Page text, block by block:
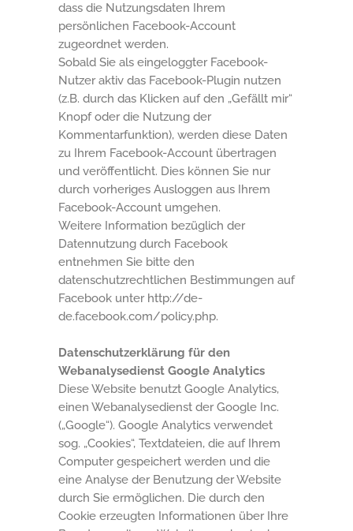
dass die Nutzungsdaten Ihrem
persönlichen Facebook-Account
zugeordnet werden.
Sobald Sie als eingeloggter Facebook-
Nutzer aktiv das Facebook-Plugin nutzen
(z.B. durch das Klicken auf den „Gefällt mir“
Knopf oder die Nutzung der
Kommentarfunktion), werden diese Daten
zu Ihrem Facebook-Account übertragen
und veröffentlicht. Dies können Sie nur
durch vorheriges Ausloggen aus Ihrem
Facebook-Account umgehen.
Weitere Information bezüglich der
Datennutzung durch Facebook
entnehmen Sie bitte den
datenschutzrechtlichen Bestimmungen auf
Facebook unter http://de-
de.facebook.com/policy.php.
Datenschutzerklärung für den
Webanalysedienst Google Analytics
Diese Website benutzt Google Analytics,
einen Webanalysedienst der Google Inc.
(„Google“). Google Analytics verwendet
sog. „Cookies“, Textdateien, die auf Ihrem
Computer gespeichert werden und die
eine Analyse der Benutzung der Website
durch Sie ermöglichen. Die durch den
Cookie erzeugten Informationen über Ihre